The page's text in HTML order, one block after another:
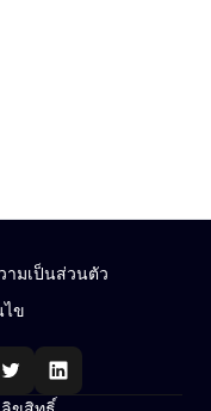
ามเป็นส่วนตัว
ไข